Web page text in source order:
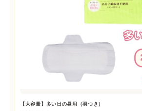
【大容量】多い日の昼用（羽つき）